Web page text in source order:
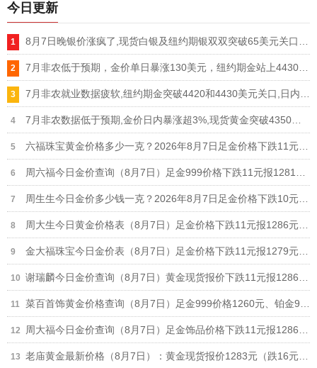
今日更新